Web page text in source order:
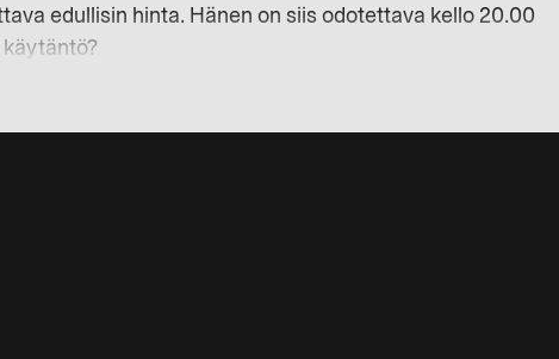
edullisin hinta. Hänen on siis odotettava kello 20.00